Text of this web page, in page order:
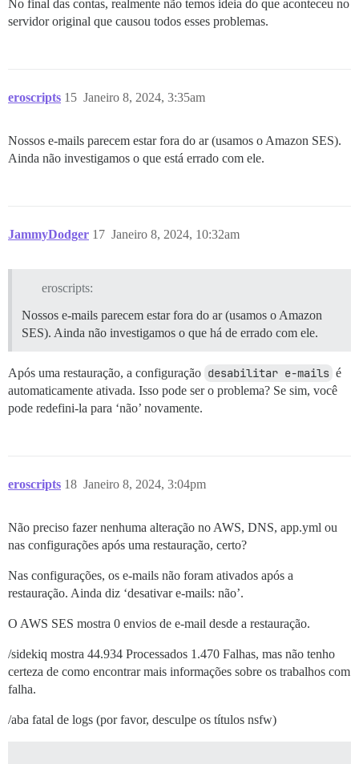
No final das contas, realmente não temos ideia do que aconteceu no
servidor original que causou todos esses problemas.
eroscripts Janeiro 8, 2024, 3:35am
15
Nossos e-mails parecem estar fora do ar (usamos o Amazon SES).
Ainda não investigamos o que está errado com ele.
JammyDodger Janeiro 8, 2024, 10:32am
17
eroscripts:
Nossos e-mails parecem estar fora do ar (usamos o Amazon
SES). Ainda não investigamos o que há de errado com ele.
Após uma restauração, a configuração desabilitar e-mails é
automaticamente ativada. Isso pode ser o problema? Se sim, você
pode redefini-la para ‘não’ novamente.
eroscripts Janeiro 8, 2024, 3:04pm
18
Não preciso fazer nenhuma alteração no AWS, DNS, app.yml ou
nas configurações após uma restauração, certo?
Nas configurações, os e-mails não foram ativados após a
restauração. Ainda diz ‘desativar e-mails: não’.
O AWS SES mostra 0 envios de e-mail desde a restauração.
/sidekiq mostra 44.934 Processados 1.470 Falhas, mas não tenho
certeza de como encontrar mais informações sobre os trabalhos com
falha.
/aba fatal de logs (por favor, desculpe os títulos nsfw)